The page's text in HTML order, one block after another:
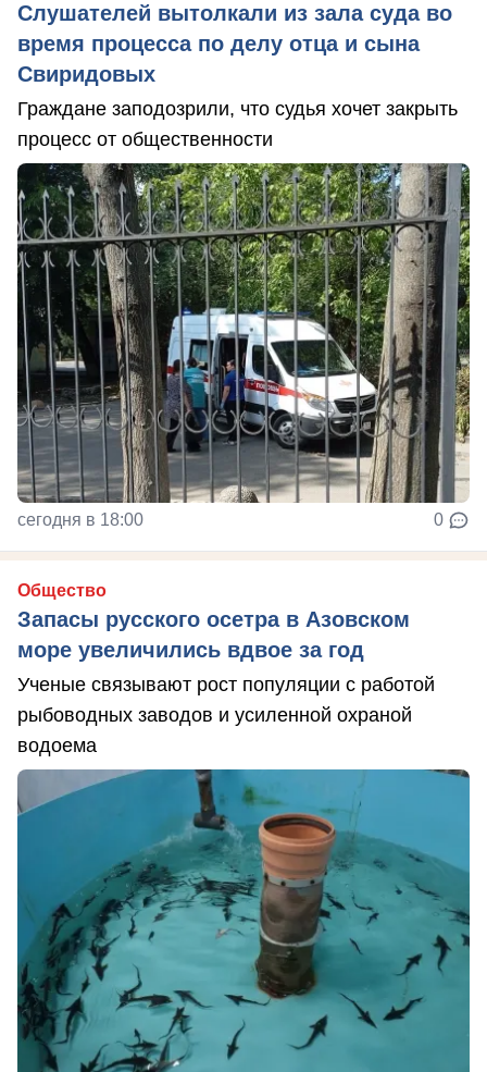
Слушателей вытолкали из зала суда во
время процесса по делу отца и сына
Свиридовых
Граждане заподозрили, что судья хочет закрыть
процесс от общественности
сегодня в 18:00 0
Общество
Запасы русского осетра в Азовском
море увеличились вдвое за год
Ученые связывают рост популяции с работой
рыбоводных заводов и усиленной охраной
водоема